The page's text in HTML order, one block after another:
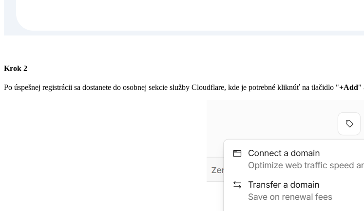
Krok 2
Po úspešnej registrácii sa dostanete do osobnej sekcie služby Cloudflare, kde je potrebné kliknúť na tlačidlo "+Add"